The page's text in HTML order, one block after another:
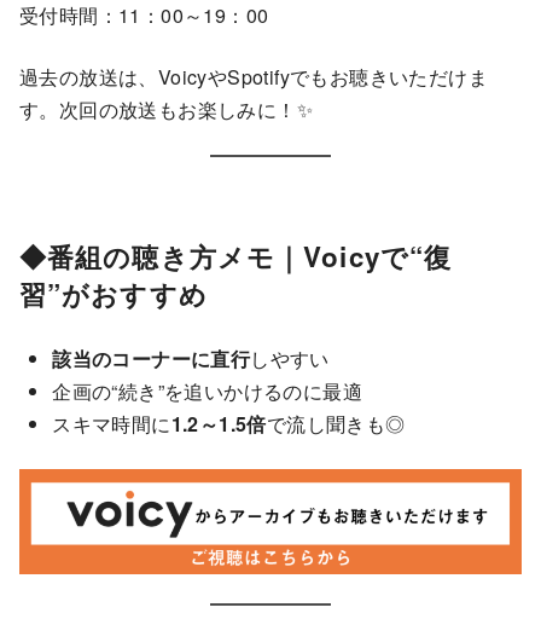
受付時間：11：00～19：00
過去の放送は、VoicyやSpotifyでもお聴きいただけま
す。次回の放送もお楽しみに！✨
◆番組の聴き方メモ｜Voicyで“復
習”がおすすめ
該当のコーナーに直行しやすい
企画の“続き”を追いかけるのに最適
スキマ時間に1.2～1.5倍で流し聞きも◎